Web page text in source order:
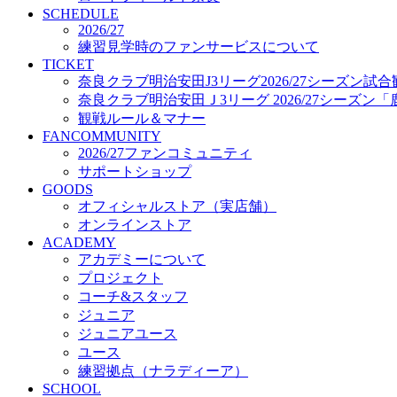
プロジェクト
コーチ&スタッフ
ジュニア
ジュニアユース
ユース
練習拠点（ナラディーア）
SCHOOL
CLUB
2026/27 パートナー企業
パートナー募集
クラブ理念
クラブ情報
サステナビリティ
Web制作支援
応援プロジェクト
SCHEDULE
2026/27
練習見学時のファンサービスについて
TICKET
奈良クラブ明治安田J3リーグ2026/27シーズン試合
奈良クラブ明治安田Ｊ3リーグ 2026/27シーズン「
観戦ルール＆マナー
FANCOMMUNITY
2026/27ファンコミュニティ
サポートショップ
GOODS
オフィシャルストア（実店舗）
オンラインストア
ACADEMY
アカデミーについて
プロジェクト
コーチ&スタッフ
ジュニア
ジュニアユース
ユース
練習拠点（ナラディーア）
SCHOOL